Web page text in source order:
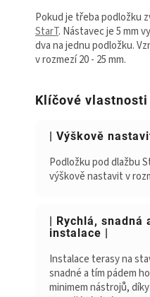
Pokud je třeba podložku
StarT. Nástavec je 5 mm
dva na jednu podložku.
v rozmezí 20 - 25 mm.
Klíčové
| Výškově
Podložku pod dlažbu
výškově nastavit v
| Rychlá,
instalace |
Instalace terasy na
snadné a tím pádem
minimem nástrojů,